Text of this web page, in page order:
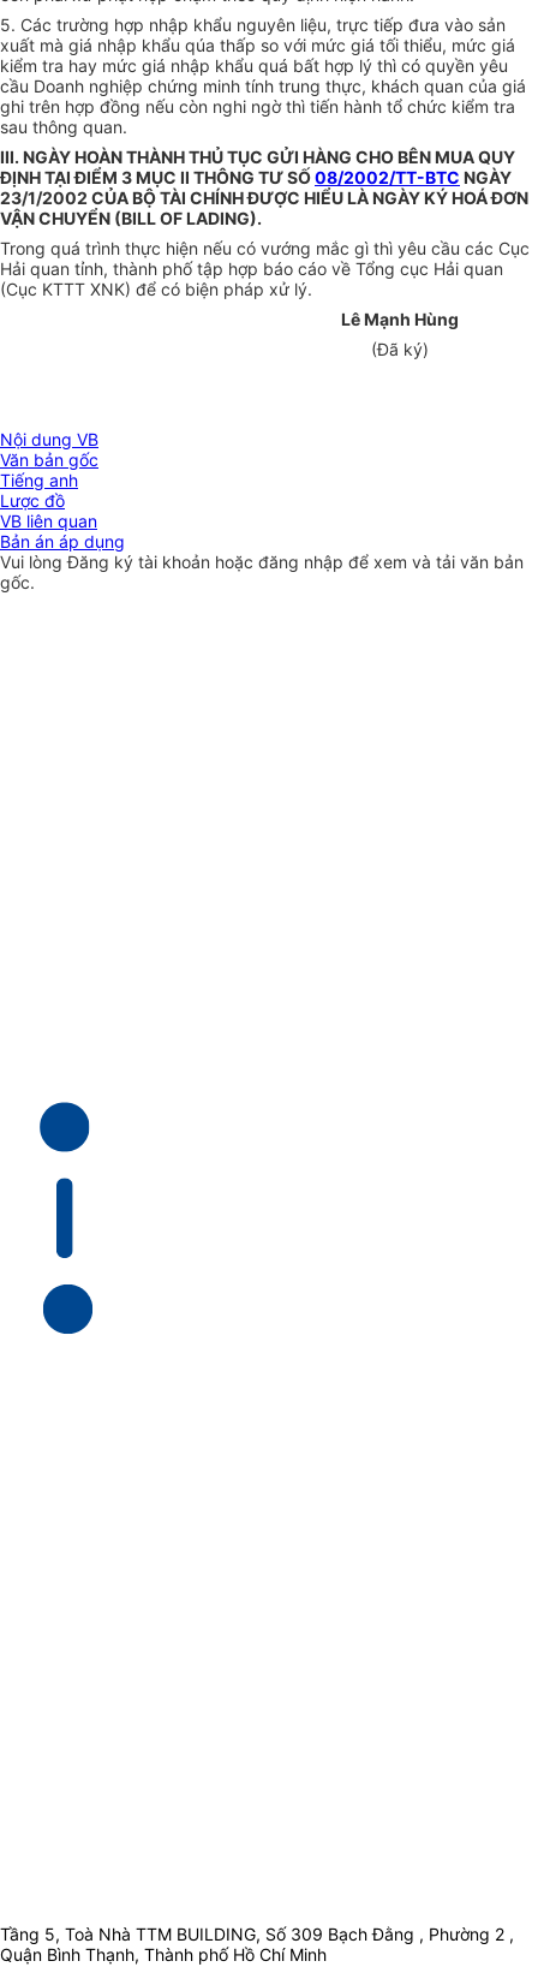
5. Các trường hợp nhập khẩu nguyên liệu, trực tiếp đưa vào sản
xuất mà giá nhập khẩu qúa thấp so với mức giá tối thiểu, mức giá
kiểm tra hay mức giá nhập khẩu quá bất hợp lý thì có quyền yêu
cầu Doanh nghiệp chứng minh tính trung thực, khách quan của giá
ghi trên hợp đồng nếu còn nghi ngờ thì tiến hành tổ chức kiểm tra
sau thông quan.
III. NGÀY HOÀN THÀNH THỦ TỤC GỬI HÀNG CHO BÊN MUA QUY
ĐỊNH TẠI ĐIỂM 3 MỤC II THÔNG TƯ SỐ08/2002/TT-BTC NGÀY
23/1/2002 CỦA BỘ TÀI CHÍNH ĐƯỢC HIỂU LÀ NGÀY KÝ HOÁ ĐƠN
VẬN CHUYỂN (BILL OF LADING).
Trong quá trình thực hiện nếu có vướng mắc gì thì yêu cầu các Cục
Hải quan tỉnh, thành phố tập hợp báo cáo về Tổng cục Hải quan
(Cục KTTT XNK) để có biện pháp xử lý.
Lê Mạnh Hùng
(Đã ký)
Nội dung VB
Văn bản gốc
Tiếng anh
Lược đồ
VB liên quan
Bản án áp dụng
Vui lòngĐăng ký tài khoản hoặc đăng nhập để xem và tải văn bản
gốc.
Tầng 5, Toà Nhà TTM BUILDING, Số 309 Bạch Đằng , Phường 2 ,
Quận Bình Thạnh, Thành phố Hồ Chí Minh